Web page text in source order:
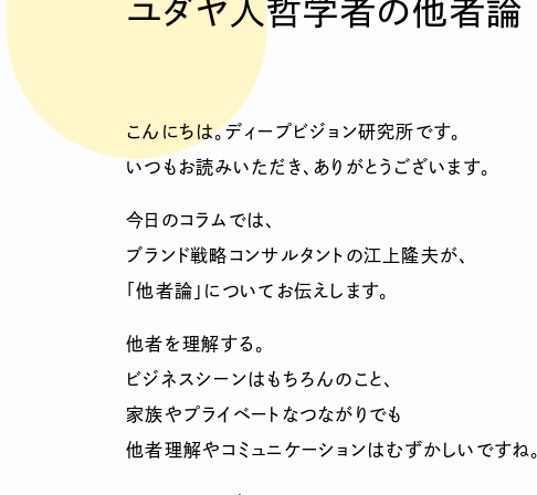
ユダヤ人哲学者の他者論
こんにちは。ディープビジョン研究所です。
いつもお読みいただき、ありがとうございます。
今日のコラムでは、
ブランド戦略コンサルタントの江上隆夫が、
「他者論」についてお伝えします。
他者を理解する。
ビジネスシーンはもちろんのこと、
家族やプライベートなつながりでも
他者理解やコミュニケーションはむずかしいですね。